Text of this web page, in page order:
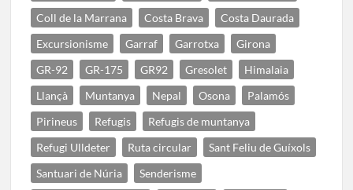
Coll de la Marrana
Costa Brava
Costa Daurada
Excursionisme
Garraf Garrotxa
Girona
GR-92
GR-175 GR92 Gresolet
Himalaia
Llançà
Muntanya Nepal Osona
Palamós
Pirineus
Refugis
Refugis de muntanya
Refugi Ulldeter
Ruta circular
Sant Feliu de Guíxols
Santuari de Núria
Senderisme